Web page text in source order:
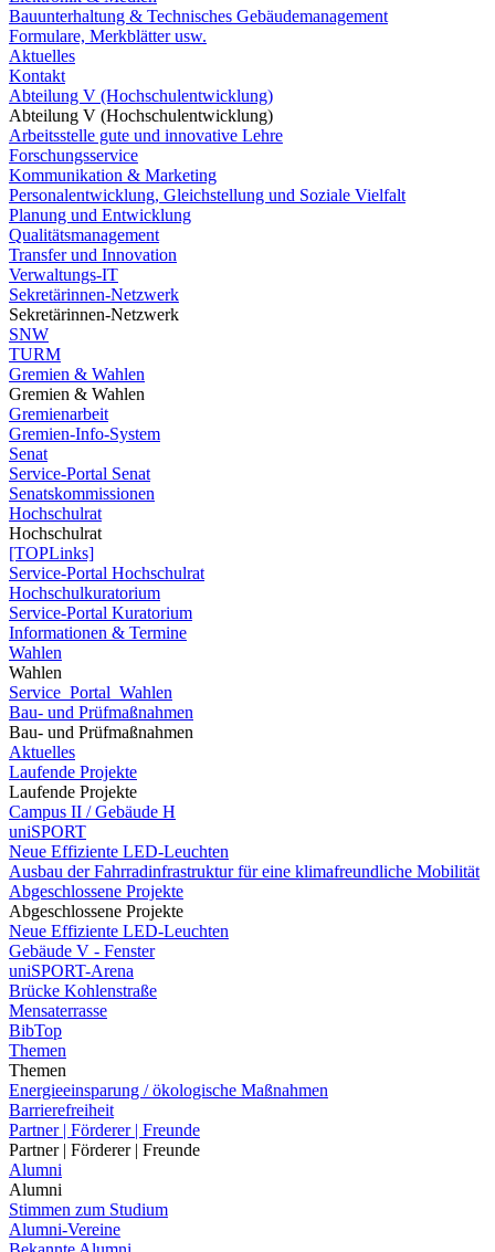
Bauunterhaltung & Technisches Gebäudemanagement
Formulare, Merkblätter usw.
Aktuelles
Kontakt
Abteilung V (Hochschulentwicklung)
Abteilung V (Hochschulentwicklung)
Arbeitsstelle gute und innovative Lehre
Forschungsservice
Kommunikation & Marketing
Personalentwicklung, Gleichstellung und Soziale Vielfalt
Planung und Entwicklung
Qualitätsmanagement
Transfer und Innovation
Verwaltungs-IT
Sekretärinnen-Netzwerk
Sekretärinnen-Netzwerk
SNW
TURM
Gremien & Wahlen
Gremien & Wahlen
Gremienarbeit
Gremien-Info-System
Senat
Service-Portal Senat
Senatskommissionen
Hochschulrat
Hochschulrat
[TOPLinks]
Service-Portal Hochschulrat
Hochschulkuratorium
Service-Portal Kuratorium
Informationen & Termine
Wahlen
Wahlen
Service_Portal_Wahlen
Bau- und Prüfmaßnahmen
Bau- und Prüfmaßnahmen
Aktuelles
Laufende Projekte
Laufende Projekte
Campus II / Gebäude H
uniSPORT
Neue Effiziente LED-Leuchten
Ausbau der Fahrradinfrastruktur für eine klimafreundliche Mobilität
Abgeschlossene Projekte
Abgeschlossene Projekte
Neue Effiziente LED-Leuchten
Gebäude V - Fenster
uniSPORT-Arena
Brücke Kohlenstraße
Mensaterrasse
BibTop
Themen
Themen
Energieeinsparung / ökologische Maßnahmen
Barrierefreiheit
Partner | Förderer | Freunde
Partner | Förderer | Freunde
Alumni
Alumni
Stimmen zum Studium
Alumni-Vereine